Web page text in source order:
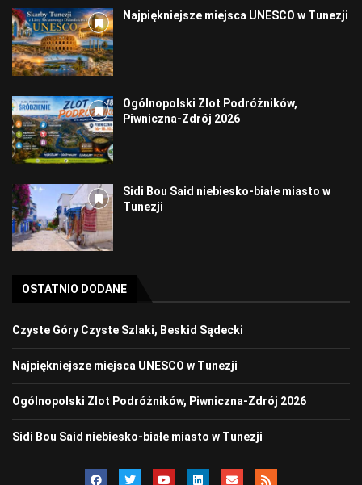
Najpiękniejsze miejsca UNESCO w Tunezji
Ogólnopolski Zlot Podróżników,
Piwniczna-Zdrój 2026
Sidi Bou Said niebiesko-białe miasto w
Tunezji
OSTATNIO DODANE
Czyste Góry Czyste Szlaki, Beskid Sądecki
Najpiękniejsze miejsca UNESCO w Tunezji
Ogólnopolski Zlot Podróżników, Piwniczna-Zdrój 2026
Sidi Bou Said niebiesko-białe miasto w Tunezji